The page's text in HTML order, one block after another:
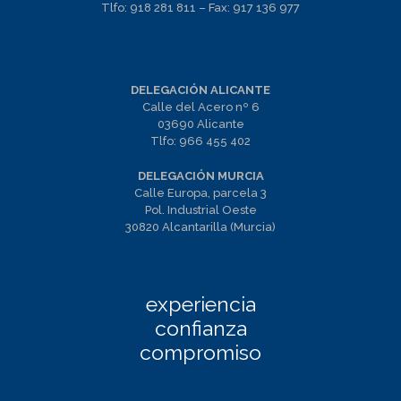
Tlfo: 918 281 811 – Fax: 917 136 977
DELEGACIÓN ALICANTE
Calle del Acero nº 6
03690 Alicante
Tlfo: 966 455 402
DELEGACIÓN MURCIA
Calle Europa, parcela 3
Pol. Industrial Oeste
30820 Alcantarilla (Murcia)
experiencia
confianza
compromiso